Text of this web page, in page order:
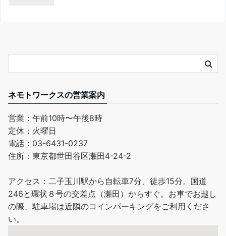
ネモトワークスの営業案内
営業：午前10時〜午後8時
定休：火曜日
電話：03-6431-0237
住所：東京都世田谷区瀬田4-24-2
アクセス：二子玉川駅から自転車7分、徒歩15分。国道
246と環状８号の交差点（瀬田）からすぐ。お車でお越し
の際、駐車場は近隣のコインパーキングをご利用くださ
い。